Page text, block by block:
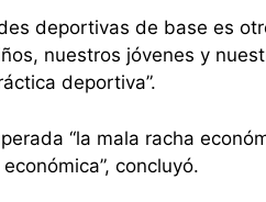
deportivas de base es
nuestros jóvenes y
deportiva”.
“la mala racha
concluyó.